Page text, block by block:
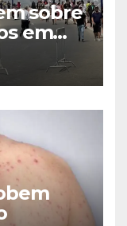
sobre
em